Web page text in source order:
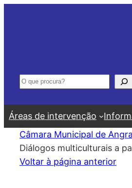
Pesquisar
Áreas de intervenção
Câmara Municipal de
Diálogos multiculturais a
Voltar à página anterior